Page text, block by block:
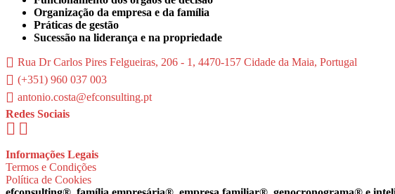
Organização da empresa e da família
Práticas de gestão
Sucessão na liderança e na propriedade
Rua Dr Carlos Pires Felgueiras, 206 - 1, 4470-157 Cidade da Maia, Portugal
(+351) 960 037 003
antonio.costa@efconsulting.pt
Redes Sociais
Informações Legais
Termos e Condições
Política de Cookies